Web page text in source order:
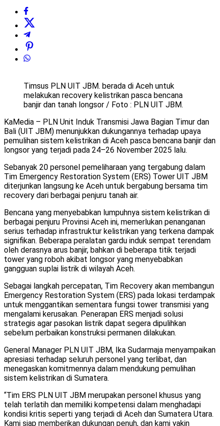
Timsus PLN UIT JBM. berada di Aceh untuk
melakukan recovery kelistrikan pasca bencana
banjir dan tanah longsor / Foto : PLN UIT JBM.
KaMedia – PLN Unit Induk Transmisi Jawa Bagian Timur dan
Bali (UIT JBM) menunjukkan dukungannya terhadap upaya
pemulihan sistem kelistrikan di Aceh pasca bencana banjir dan
longsor yang terjadi pada 24–26 November 2025 lalu.
Sebanyak 20 personel pemeliharaan yang tergabung dalam
Tim Emergency Restoration System (ERS) Tower UIT JBM
diterjunkan langsung ke Aceh untuk bergabung bersama tim
recovery dari berbagai penjuru tanah air.
Bencana yang menyebabkan lumpuhnya sistem kelistrikan di
berbagai penjuru Provinsi Aceh ini, memerlukan penanganan
serius terhadap infrastruktur kelistrikan yang terkena dampak
signifikan. Beberapa peralatan gardu induk sempat terendam
oleh derasnya arus banjir, bahkan di beberapa titik terjadi
tower yang roboh akibat longsor yang menyebabkan
gangguan suplai listrik di wilayah Aceh.
Sebagai langkah percepatan, Tim Recovery akan membangun
Emergency Restoration System (ERS) pada lokasi terdampak
untuk menggantikan sementara fungsi tower transmisi yang
mengalami kerusakan. Penerapan ERS menjadi solusi
strategis agar pasokan listrik dapat segera dipulihkan
sebelum perbaikan konstruksi permanen dilakukan.
General Manager PLN UIT JBM, Ika Sudarmaja menyampaikan
apresiasi terhadap seluruh personel yang terlibat, dan
menegaskan komitmennya dalam mendukung pemulihan
sistem kelistrikan di Sumatera.
“Tim ERS PLN UIT JBM merupakan personel khusus yang
telah terlatih dan memiliki kompetensi dalam menghadapi
kondisi kritis seperti yang terjadi di Aceh dan Sumatera Utara.
Kami siap memberikan dukungan penuh, dan kami yakin